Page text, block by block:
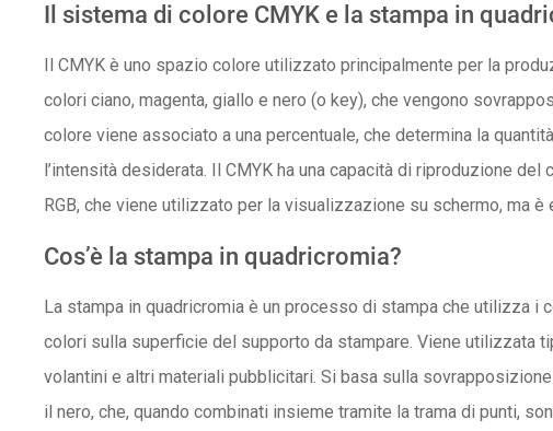
Il sistema di colore CMYK e la stampa in
Il CMYK è uno spazio colore utilizzato principalmente per la
colori ciano, magenta, giallo e nero (o key), che vengono
colore viene associato a una percentuale, che determina la
l’intensità desiderata. Il CMYK ha una capacità di riproduzione
RGB, che viene utilizzato per la visualizzazione su schermo, ma
Cos’è la stampa in quadricromia?
La stampa in quadricromia è un processo di stampa che utilizza i
colori sulla superficie del supporto da stampare. Viene utilizzata
volantini e altri materiali pubblicitari. Si basa sulla
il nero, che, quando combinati insieme tramite la trama di punti,